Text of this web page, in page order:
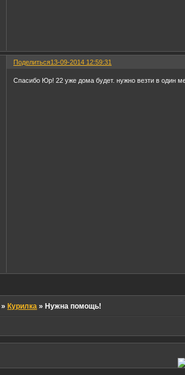
Поделиться13-09-2014 12:59:31
Спасибо Юр! 22 уже дома будет. нужно везти в один
» Курилка » Нужна помощь!